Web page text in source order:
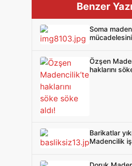
Benzer
Soma
Özşen
haklarını
Barikatlar
Madencilik